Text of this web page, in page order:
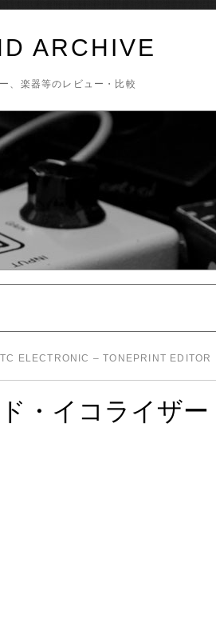
ARCHIVE
、楽器等のレビュー・比較
TC ELECTRONIC – TONEPRINT EDITOR
・イコライザー